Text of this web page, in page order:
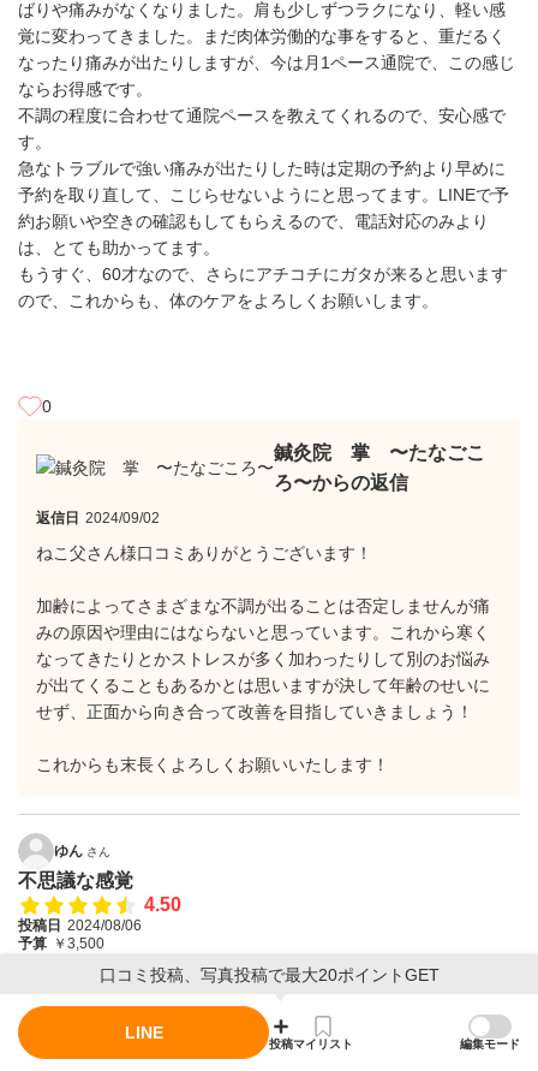
ばりや痛みがなくなりました。肩も少しずつラクになり、軽い感
覚に変わってきました。まだ肉体労働的な事をすると、重だるく
なったり痛みが出たりしますが、今は月1ペース通院で、この感じ
ならお得感です。
不調の程度に合わせて通院ペースを教えてくれるので、安心感で
す。
急なトラブルで強い痛みが出たりした時は定期の予約より早めに
予約を取り直して、こじらせないようにと思ってます。LINEで予
約お願いや空きの確認もしてもらえるので、電話対応のみより
は、とても助かってます。
もうすぐ、60才なので、さらにアチコチにガタが来ると思います
ので、これからも、体のケアをよろしくお願いします。
0
鍼灸院 掌 〜たなごこ
ろ〜からの返信
返信日 2024/09/02
ねこ父さん様口コミありがとうございます！
加齢によってさまざまな不調が出ることは否定しませんが痛
みの原因や理由にはならないと思っています。これから寒く
なってきたりとかストレスが多く加わったりして別のお悩み
が出てくることもあるかとは思いますが決して年齢のせいに
せず、正面から向き合って改善を目指していきましょう！
これからも末長くよろしくお願いいたします！
ゆん さん
不思議な感覚
4.50
投稿日 2024/08/06
予算 ￥3,500
30代前半、3児の母。
頭痛、肩こり、生理痛が辛く来店しました。
初来店でしたが親身になりカウンセリングをしていただきまし
た。刺さない針治療と肩と背中に２本だけ針を刺していただきま
口コミ投稿、写真投稿で最大20ポイントGET
LINE
投稿マイリスト 編集モード